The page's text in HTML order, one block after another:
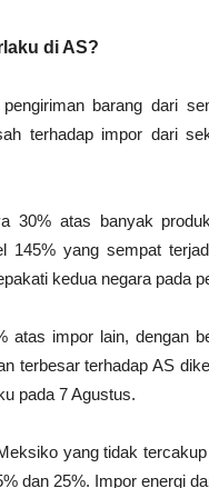
di AS?
barang dari
terhadap impor dari
30% atas banyak
145% yang sempat
kedua negara pada
atas impor lain, dengan
terbesar terhadap AS
pada 7 Agustus.
yang tidak
dan 25%. Impor energi